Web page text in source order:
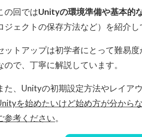
の回ではUnityの環境準備や基本的
ジェクトの保存方法など）を紹介し
ットアップは初学者にとって難易
ので、丁寧に解説しています。
た、Unityの初期設定方法やレイア
を始めたいけど始め方が分から
参考ください。